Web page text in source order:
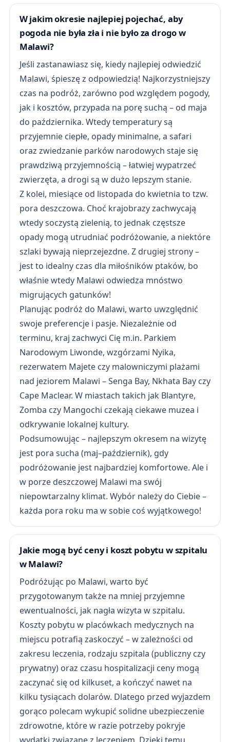
W jakim okresie najlepiej pojechać, aby
pogoda nie była zła i nie było za drogo w
Malawi?
Jeśli zastanawiasz się, kiedy najlepiej odwiedzić
Malawi, śpieszę z odpowiedzią! Najkorzystniejszy
czas na podróż, zarówno pod względem pogody,
jak i kosztów, przypada na porę suchą – od maja
do października. Wtedy temperatury są
przyjemnie ciepłe, opady minimalne, a safari
oraz zwiedzanie parków narodowych staje się
prawdziwą przyjemnością – łatwiej wypatrzeć
zwierzęta, a drogi są w dużo lepszym stanie.
Z kolei, miesiące od listopada do kwietnia to tzw.
pora deszczowa. Choć krajobrazy zachwycają
wtedy soczystą zielenią, to jednak częstsze
opady mogą utrudniać podróżowanie, a niektóre
szlaki bywają nieprzejezdne. Z drugiej strony –
jest to idealny czas dla miłośników ptaków, bo
właśnie wtedy Malawi odwiedza mnóstwo
migrujących gatunków!
Planując podróż do Malawi, warto uwzględnić
swoje preferencje i pasje. Niezależnie od
terminu, kraj zachwyci Cię m.in. Parkiem
Narodowym Liwonde, wzgórzami Nyika,
rezerwatem Majete czy malowniczymi plażami
nad jeziorem Malawi – Senga Bay, Nkhata Bay czy
Cape Maclear. W miastach takich jak Blantyre,
Zomba czy Mangochi czekają ciekawe muzea i
odkrywanie lokalnej kultury.
Podsumowując – najlepszym okresem na wizytę
jest pora sucha (maj–październik), gdy
podróżowanie jest najbardziej komfortowe. Ale i
w porze deszczowej Malawi ma swój
niepowtarzalny klimat. Wybór należy do Ciebie –
każda pora roku ma w sobie coś wyjątkowego!
Jakie mogą być ceny i koszt pobytu w szpitalu
w Malawi?
Podróżując po Malawi, warto być
przygotowanym także na mniej przyjemne
ewentualności, jak nagła wizyta w szpitalu.
Koszty pobytu w placówkach medycznych na
miejscu potrafią zaskoczyć – w zależności od
zakresu leczenia, rodzaju szpitala (publiczny czy
prywatny) oraz czasu hospitalizacji ceny mogą
zaczynać się od kilkuset, a kończyć nawet na
kilku tysiącach dolarów. Dlatego przed wyjazdem
gorąco polecam wykupić solidne ubezpieczenie
zdrowotne, które w razie potrzeby pokryje